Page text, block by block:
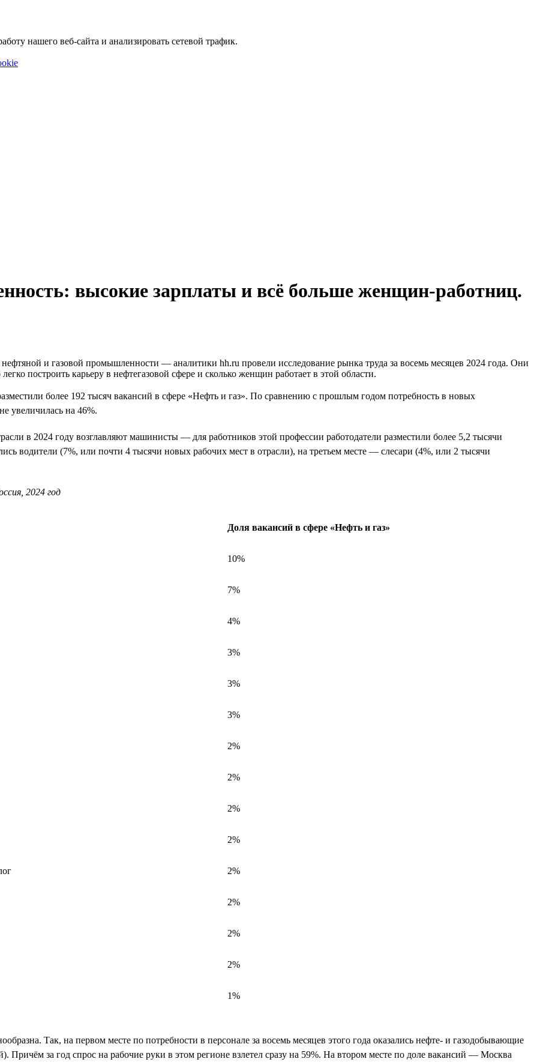
нашего веб-сайта и анализировать сетевой трафик.
высокие зарплаты и всё больше женщин-работниц.
и газовой промышленности — аналитики hh.ru провели исследование рынка труда за восемь месяцев 2024 года. Они
построить карьеру в нефтегазовой сфере и сколько женщин работает в этой области.
более 192 тысяч вакансий в сфере «Нефть и газ». По сравнению с прошлым годом потребность в новых
увеличилась на 46%.
в 2024 году возглавляют машинисты — для работников этой профессии работодатели разместили более 5,2 тысячи
водители (7%, или почти 4 тысячи новых рабочих мест в отрасли), на третьем месте — слесари (4%, или 2 тысячи
2024 год
Доля вакансий в сфере «Нефть и газ»
10%
7%
4%
3%
3%
3%
2%
2%
2%
2%
2%
2%
2%
2%
1%
Так, на первом месте по потребности в персонале за восемь месяцев этого года оказались нефте- и газодобывающие
Причём за год спрос на рабочие руки в этом регионе взлетел сразу на 59%. На втором месте по доле вакансий — Москва